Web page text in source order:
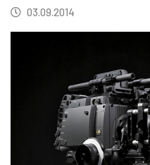
03.09.2014